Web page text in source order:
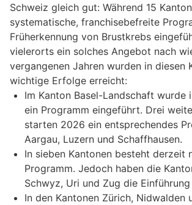
Schweiz gleich gut: Während 15
systematische, franchisebefreite
Früherkennung von Brustkrebs
vielerorts ein solches Angebot nach
vergangenen Jahren wurden in diesen
wichtige Erfolge erreicht:
Im Kanton Basel-Landschaft wurde
ein Programm eingeführt. Drei
starten 2026 ein entsprechendes
Aargau, Luzern und Schaffhausen.
In sieben Kantonen besteht derzeit
Programm. Jedoch haben die
Schwyz, Uri und Zug die
In den Kantonen Zürich, Nidwalden